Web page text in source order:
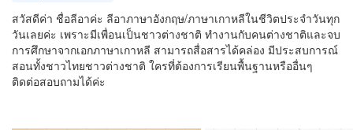
สวัสดีค่า ชื่อลีอาค่ะ ลีอาภาษาอังกฤษ/ภาษาเกาหลีในชีวิตประจำวันทุก
วันเลยค่ะ เพราะมีเพื่อนเป็นชาวต่างชาติ ทำงานกับคนต่างชาติและจบ
การศึกษาจากเอกภาษาเกาหลี สามารถสื่อสารได้คล่อง มีประสบการณ์
สอนทั้งชาวไทยชาวต่างชาติ ใครที่ต้องการเรียนพื้นฐานหรืออื่นๆ
ติดต่อสอบถามได้ค่ะ